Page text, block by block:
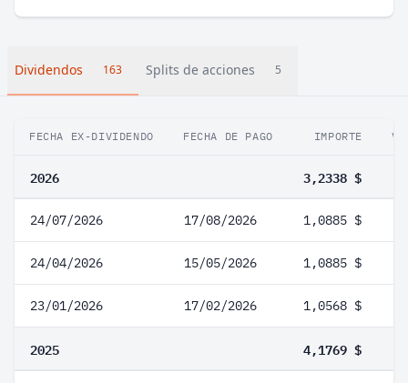
Dividendos 163 Splits de acciones 5
FECHA EX-DIVIDENDO FECHA DE PAGO IMPORTE
2026 3,2338 $
24/07/2026 17/08/2026 1,0885 $
24/04/2026 15/05/2026 1,0885 $
23/01/2026 17/02/2026 1,0568 $
2025 4,1769 $